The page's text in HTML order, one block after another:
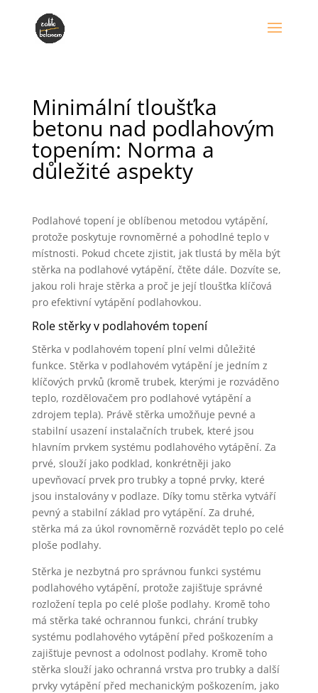
Minimální tloušťka
betonu nad podlahovým
topením: Norma a
důležité aspekty
Podlahové topení je oblíbenou metodou vytápění,
protože poskytuje rovnoměrné a pohodlné teplo v
místnosti. Pokud chcete zjistit, jak tlustá by měla být
stěrka na podlahové vytápění, čtěte dále. Dozvíte se,
jakou roli hraje stěrka a proč je její tloušťka klíčová
pro efektivní vytápění podlahovkou.
Role stěrky v podlahovém topení
Stěrka v podlahovém topení plní velmi důležité
funkce. Stěrka v podlahovém vytápění je jedním z
klíčových prvků (kromě trubek, kterými je rozváděno
teplo, rozdělovačem pro podlahové vytápění a
zdrojem tepla). Právě stěrka umožňuje pevné a
stabilní usazení instalačních trubek, které jsou
hlavním prvkem systému podlahového vytápění. Za
prvé, slouží jako podklad, konkrétněji jako
upevňovací prvek pro trubky a topné prvky, které
jsou instalovány v podlaze. Díky tomu stěrka vytváří
pevný a stabilní základ pro vytápění. Za druhé,
stěrka má za úkol rovnoměrně rozvádět teplo po celé
ploše podlahy.
Stěrka je nezbytná pro správnou funkci systému
podlahového vytápění, protože zajišťuje správné
rozložení tepla po celé ploše podlahy. Kromě toho
má stěrka také ochrannou funkci, chrání trubky
systému podlahového vytápění před poškozením a
zajišťuje pevnost a odolnost podlahy. Kromě toho
stěrka slouží jako ochranná vrstva pro trubky a další
prvky vytápění před mechanickým poškozením, jako